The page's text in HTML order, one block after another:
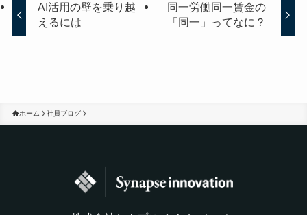
AI活用の壁を乗り越
えるには
同一労働同一賃金の
「同一」ってなに？
ホーム 社員ブログ